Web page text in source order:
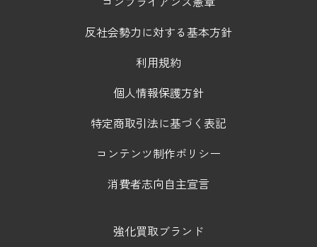
反社会勢力に対する基本方針
利用規約
個人情報保護方針
特定商取引法に基づく表記
コンテンツ制作ポリシー
消費者志向自主宣言
強化買取ブランド